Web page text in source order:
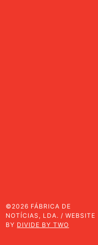
©2026 FÁBRICA DE
NOTÍCIAS, LDA. / WEBSITE
BY DIVIDE BY TWO